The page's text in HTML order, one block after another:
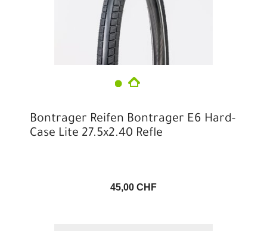
Bontrager Reifen Bontrager E6 Hard-
Case Lite 27.5x2.40 Refle
45,00 CHF